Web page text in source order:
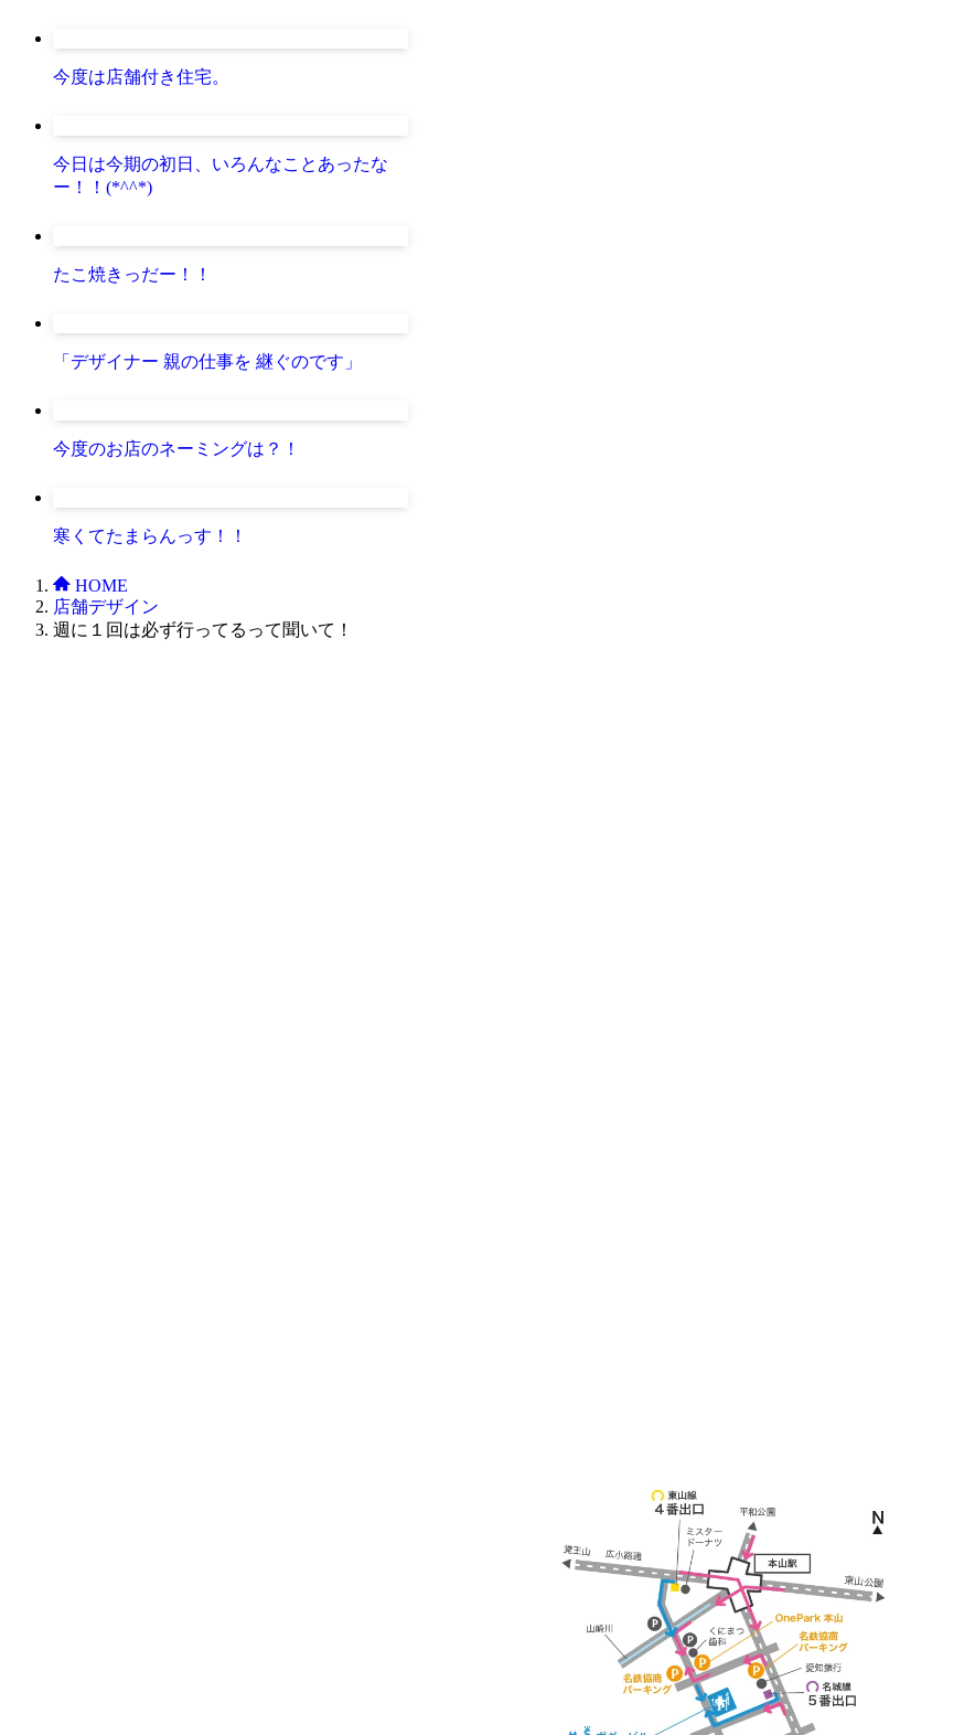
今度は店舗付き住宅。
今日は今期の初日、いろんなことあったな
ー！！(*^^*)
たこ焼きっだー！！
「デザイナー 親の仕事を 継ぐのです」
今度のお店のネーミングは？！
寒くてたまらんっす！！
HOME
店舗デザイン
週に１回は必ず行ってるって聞いて！